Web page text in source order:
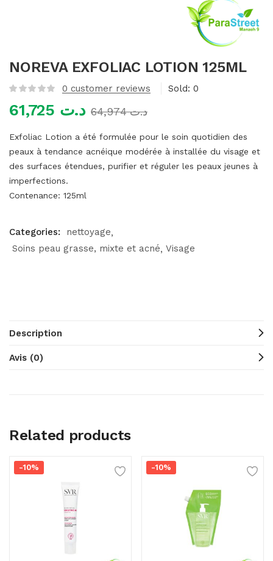
NOREVA EXFOLIAC LOTION 125ML
0 customer reviews Sold: 0
د.ت د.ت64,974
Exfoliac Lotion a été formulée pour le soin quotidien des
peaux à tendance acnéique modérée à installée du visage et
des surfaces étendues, purifier et réguler les peaux jeunes à
imperfections.
Contenance: 125ml
Categories:
nettoyage
Soins peau grasse, mixte et acné Visage
Description
Avis (0)
Related products
-10% -10%